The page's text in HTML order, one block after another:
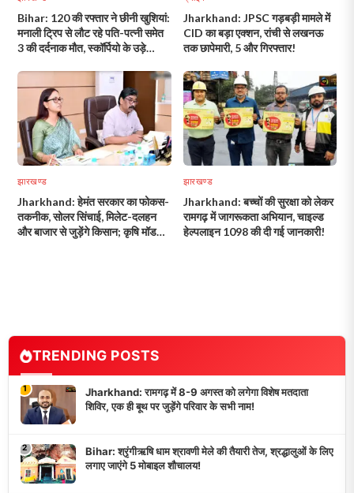
Bihar: 120 की रफ्तार ने छीनी खुशियां:
मनाली ट्रिप से लौट रहे पति-पत्नी समेत
3 की दर्दनाक मौत, स्कॉर्पियो के उड़े
Jharkhand: JPSC गड़बड़ी मामले में
CID का बड़ा एक्शन, रांची से लखनऊ
तक छापेमारी, 5 और गिरफ्तार!
झारखण्ड
Jharkhand: हेमंत सरकार का फोकस-
तकनीक, सोलर सिंचाई, मिलेट-दलहन
और बाजार से जुड़ेंगे किसान; कृषि मॉडल
झारखण्ड
Jharkhand: बच्चों की सुरक्षा को लेकर
रामगढ़ में जागरूकता अभियान, चाइल्ड
हेल्पलाइन 1098 की दी गई जानकारी!
TRENDING POSTS
1
Jharkhand: रामगढ़ में 8-9 अगस्त को लगेगा विशेष मतदाता
शिविर, एक ही बूथ पर जुड़ेंगे परिवार के सभी नाम!
2
Bihar: श्रृंगीऋषि धाम श्रावणी मेले की तैयारी तेज, श्रद्धालुओं के लिए
लगाए जाएंगे 5 मोबाइल शौचालय!